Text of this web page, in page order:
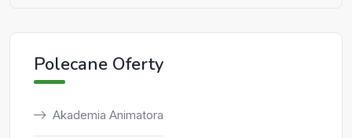
Polecane Oferty
Akademia Animatora